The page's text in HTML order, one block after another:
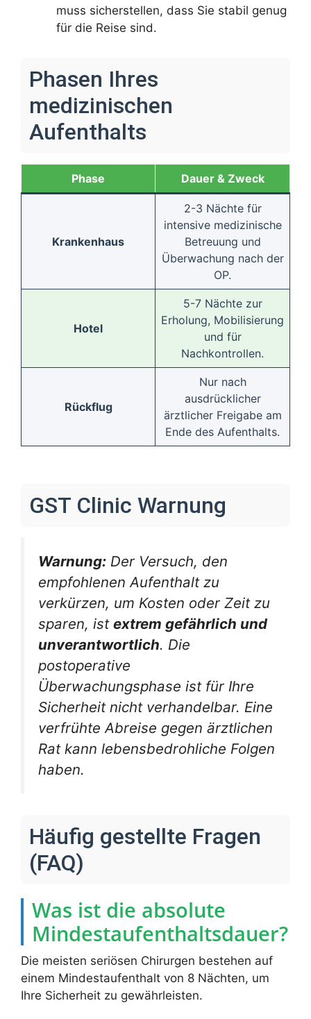
muss sicherstellen, dass Sie stabil genug
für die Reise sind.
Phasen Ihres
medizinischen
Aufenthalts
Phase Dauer & Zweck
Krankenhaus
2-3 Nächte für
intensive medizinische
Betreuung und
Überwachung nach der
OP.
Hotel
5-7 Nächte zur
Erholung, Mobilisierung
und für
Nachkontrollen.
Rückflug
Nur nach
ausdrücklicher
ärztlicher Freigabe am
Ende des Aufenthalts.
GST Clinic Warnung
Warnung: Der Versuch, den
empfohlenen Aufenthalt zu
verkürzen, um Kosten oder Zeit zu
sparen, ist extrem gefährlich und
unverantwortlich. Die
postoperative
Überwachungsphase ist für Ihre
Sicherheit nicht verhandelbar. Eine
verfrühte Abreise gegen ärztlichen
Rat kann lebensbedrohliche Folgen
haben.
Häufig gestellte Fragen
(FAQ)
Was ist die absolute
Mindestaufenthaltsdauer?
Die meisten seriösen Chirurgen bestehen auf
einem Mindestaufenthalt von 8 Nächten, um
Ihre Sicherheit zu gewährleisten.